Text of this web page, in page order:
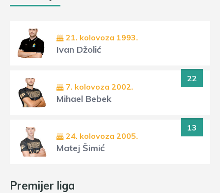
21. kolovoza 1993.
Ivan Džolić
22
7. kolovoza 2002.
Mihael Bebek
13
24. kolovoza 2005.
Matej Šimić
Premijer liga